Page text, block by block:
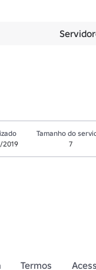
Tamanho do
7
Termos